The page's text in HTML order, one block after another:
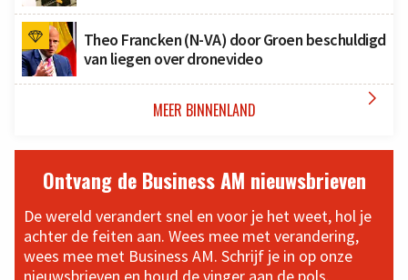
Theo Francken (N-VA) door Groen beschuldigd
van liegen over dronevideo
MEER BINNENLAND 
Ontvang de Business AM nieuwsbrieven
De wereld verandert snel en voor je het weet, hol je
achter de feiten aan. Wees mee met verandering,
wees mee met Business AM. Schrijf je in op onze
nieuwsbrieven en houd de vinger aan de pols.